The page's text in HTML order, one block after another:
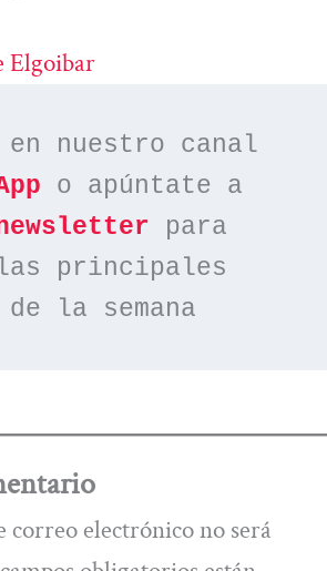
Elgoibar
en nuestro canal
o apúntate a
para
principales
la semana
correo electrónico no será